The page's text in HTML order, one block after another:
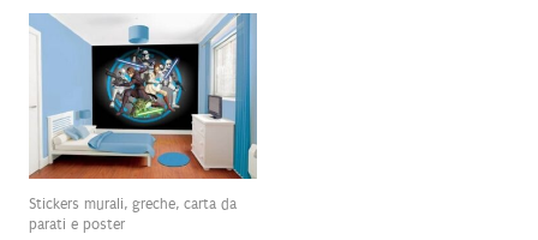
Stickers murali, greche, carta da
parati e poster